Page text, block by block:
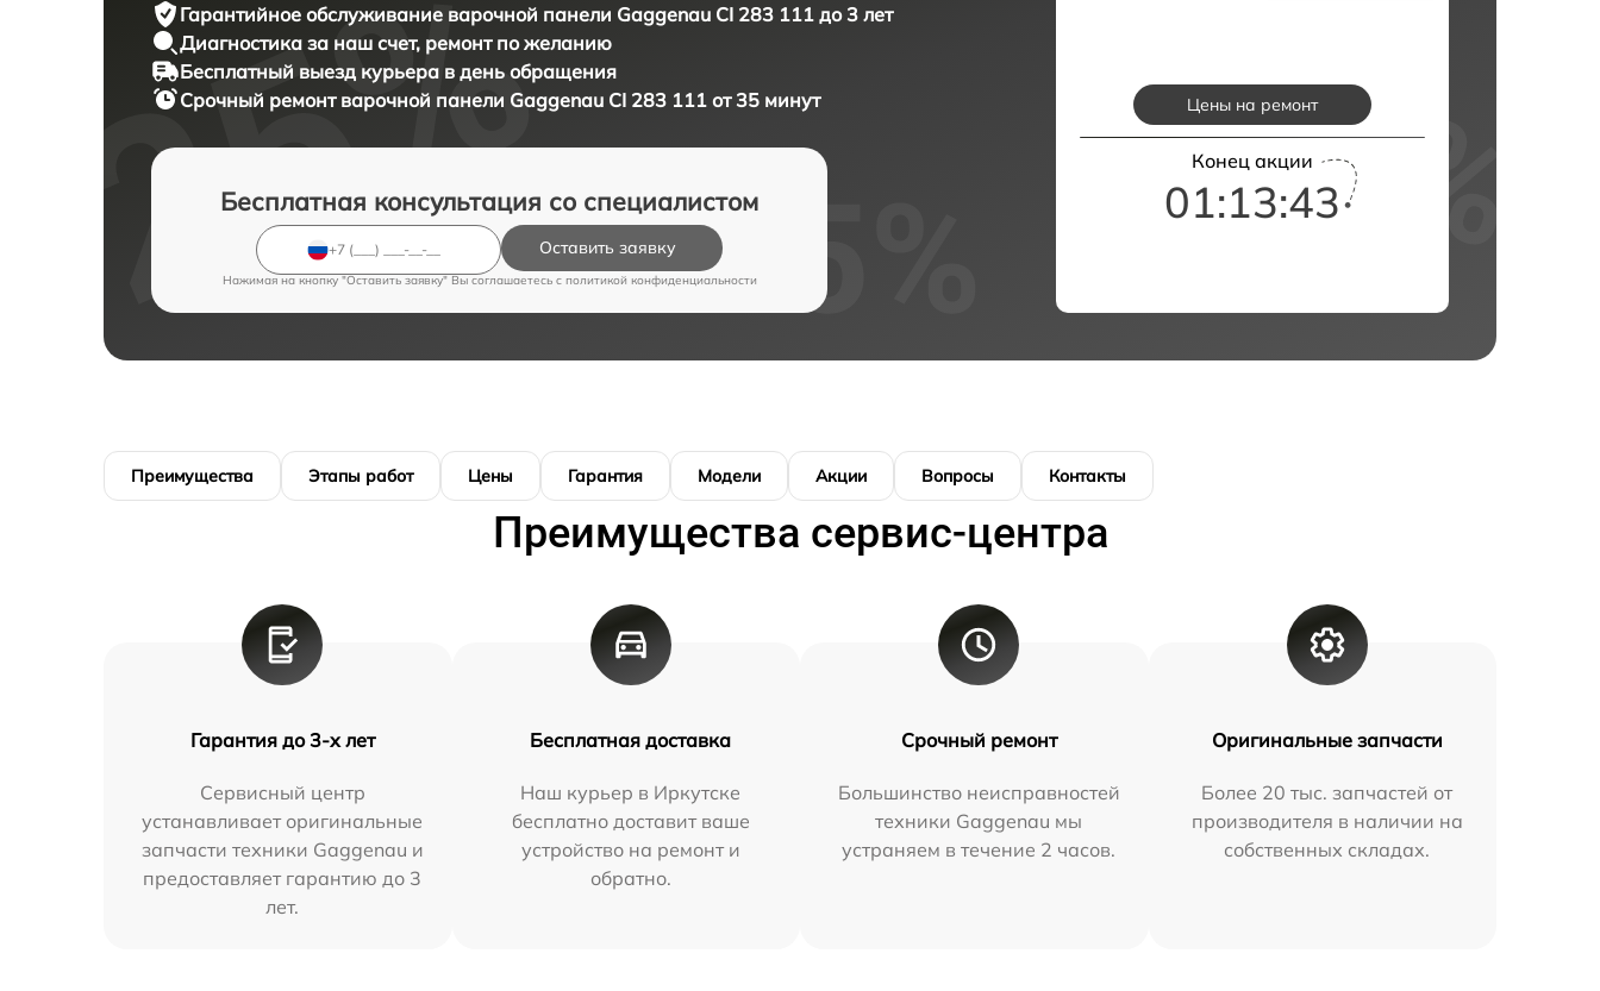
Гарантийное обслуживание варочной панели Gaggenau CI 283 111 до 3 лет
Диагностика за наш счет, ремонт по желанию
Бесплатный выезд курьера в день обращения
Срочный ремонт варочной панели Gaggenau CI 283 111 от 35 минут
Бесплатная консультация со специалистом
Оставить заявку
Нажимая на кнопку "Оставить заявку" Вы соглашаетесь c политикой конфиденциальности
Цены на ремонт
Конец акции
01:13:42
Преимущества Этапы работ Цены Гарантия Модели Акции Вопросы Контакты
Преимущества сервис-центра
Гарантия до 3-х лет
Сервисный центр
устанавливает оригинальные
запчасти техники Gaggenau и
предоставляет гарантию до 3
лет.
Бесплатная доставка
Наш курьер в Иркутске
бесплатно доставит ваше
устройство на ремонт и
обратно.
Срочный ремонт
Большинство неисправностей
техники Gaggenau мы
устраняем в течение 2 часов.
Оригинальные запчасти
Более 20 тыс. запчастей от
производителя в наличии на
собственных складах.